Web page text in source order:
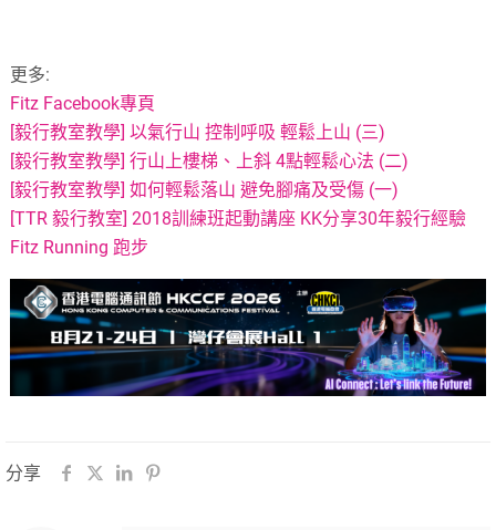
更多:
Fitz Facebook專頁
[毅行教室教學] 以氣行山 控制呼吸 輕鬆上山 (三)
[毅行教室教學] 行山上樓梯、上斜 4點輕鬆心法 (二)
[毅行教室教學] 如何輕鬆落山 避免腳痛及受傷 (一)
[TTR 毅行教室] 2018訓練班起動講座 KK分享30年毅行經驗
Fitz Running 跑步
分享